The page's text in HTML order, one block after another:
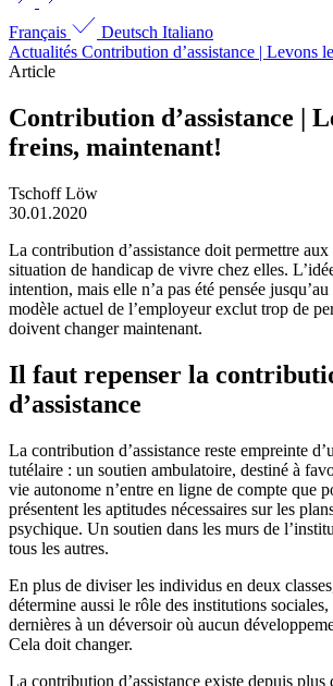
Français Deutsch Italiano
Actualités Contribution d’assistance | Levons
Article
Contribution d’assistance |
freins, maintenant!
Tschoff Löw
30.01.2020
La contribution d’assistance doit permettre aux
situation de handicap de vivre chez elles.
intention, mais elle n’a pas été pensée
modèle actuel de l’employeur exclut trop de
doivent changer maintenant.
Il faut repenser la
d’assistance
La contribution d’assistance reste empreinte
tutélaire : un soutien ambulatoire, destiné à
vie autonome n’entre en ligne de compte que
présentent les aptitudes nécessaires sur les
psychique. Un soutien dans les murs de
tous les autres.
En plus de diviser les individus en deux
détermine aussi le rôle des institutions sociales,
dernières à un déversoir où aucun
Cela doit changer.
La contribution d’assistance existe depuis plus